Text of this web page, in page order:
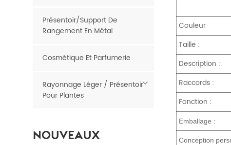
Couleur
Taille :
Description :
Raccords :
Fonction :
Emballage :
Conception
Présentoir/support De
Rangement En Métal
Cosmétique Et Parfumerie
Rayonnage Léger / Présentoir
Pour Plantes
NOUVEAUX